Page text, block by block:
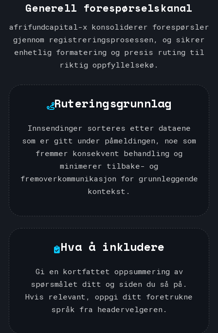
Generell forespørselskanal
afrifundcapital-x konsoliderer forespørsler
gjennom registreringsprosessen, og sikrer
enhetlig formatering og presis ruting til
riktig oppfyllelsekø.
Ruteringsgrunnlag
Innsendinger sorteres etter dataene
som er gitt under påmeldingen, noe som
fremmer konsekvent behandling og
minimerer tilbake- og
fremoverkommunikasjon for grunnleggende
kontekst.
Hva å inkludere
Gi en kortfattet oppsummering av
spørsmålet ditt og siden du så på.
Hvis relevant, oppgi ditt foretrukne
språk fra headervelgeren.